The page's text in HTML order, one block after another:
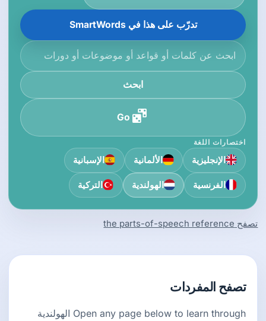
تدرّب على هذا في SmartWords
ابحث في قاعدة المعرفة
ابحث
Go
اختصارات اللغة
الإنجليزية الألمانية الإسبانية
الفرنسية الهولندية التركية
تصفح the parts-of-speech reference
تصفح المفردات
Open any page below to learn through الهولندية